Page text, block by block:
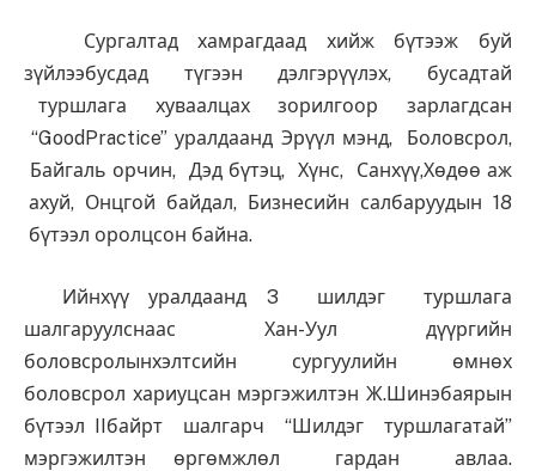
Сургалтад хамрагдаад хийж бүтээж буй
зүйлээбусдад түгээн дэлгэрүүлэх, бусадтай
туршлага хуваалцах зорилгоор зарлагдсан
“GoodPractice” уралдаанд Эрүүл мэнд, Боловсрол,
Байгаль орчин, Дэд бүтэц, Хүнс, Санхүү,Хөдөө аж
ахуй, Онцгой байдал, Бизнесийн салбаруудын 18
бүтээл оролцсон байна.
Ийнхүү уралдаанд 3 шилдэг туршлага
шалгаруулснаас Хан-Уул дүүргийн
боловсролынхэлтсийн сургуулийн өмнөх
боловсрол хариуцсан мэргэжилтэн Ж.Шинэбаярын
бүтээл IIбайрт шалгарч “Шилдэг туршлагатай”
мэргэжилтэн өргөмжлөл гардан авлаа.